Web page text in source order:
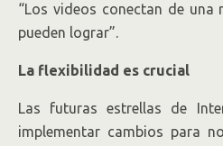
“Los videos conectan de
pueden lograr”.
La flexibilidad es crucial
Las futuras estrellas de
implementar cambios para